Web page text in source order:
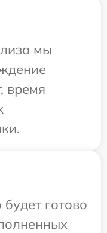
мы
время
готово